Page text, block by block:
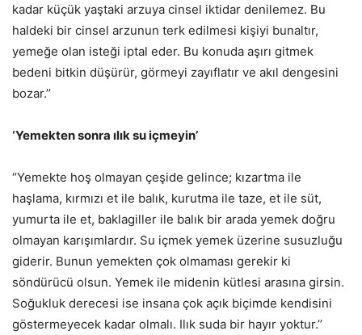
kadar küçük yaştaki arzuya cinsel iktidar denilemez. Bu
haldeki bir cinsel arzunun terk edilmesi kişiyi bunaltır,
yemeğe olan isteği iptal eder. Bu konuda aşırı gitmek
bedeni bitkin düşürür, görmeyi zayıflatır ve akıl dengesini
bozar.’’
‘Yemekten sonra ılık su içmeyin’
“Yemekte hoş olmayan çeşide gelince; kızartma ile
haşlama, kırmızı et ile balık, kurutma ile taze, et ile süt,
yumurta ile et, baklagiller ile balık bir arada yemek doğru
olmayan karışımlardır. Su içmek yemek üzerine susuzluğu
giderir. Bunun yemekten çok olmaması gerekir ki
söndürücü olsun. Yemek ile midenin kütlesi arasına girsin.
Soğukluk derecesi ise insana çok açık biçimde kendisini
göstermeyecek kadar olmalı. Ilık suda bir hayır yoktur.’’